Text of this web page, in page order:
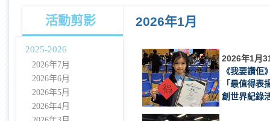
活動剪影 2026年1月
2025-2026
2026年7月
2026年6月
2026年5月
2026年4月
2026年1月
《我要讚佢
「最值得表
創世界紀錄